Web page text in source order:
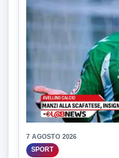
7 AGOSTO 2026
SPORT